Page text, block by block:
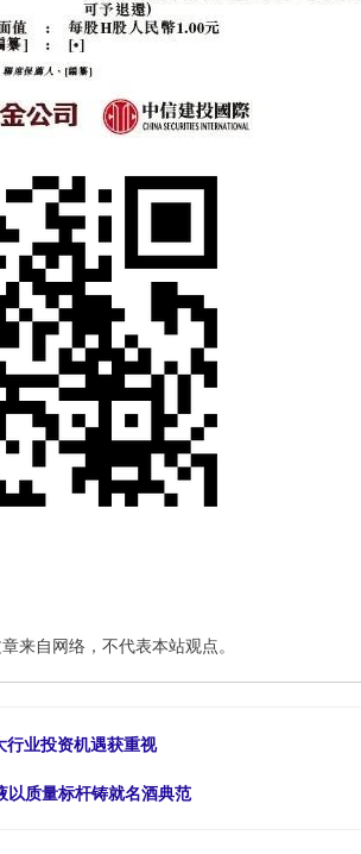
来自网络，不代表本站观点。
业投资机遇获重视
以质量标杆铸就名酒典范